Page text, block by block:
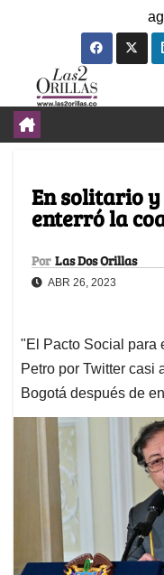
En solitario
enterró la
Por Las Dos Orillas
ABR 26, 2023
"El Pacto Social para
Petro por Twitter casi
Bogotá después de